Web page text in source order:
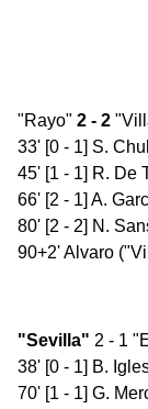
"Rayo" 2 - 2
33' [0 - 1] S.
45' [1 - 1] R. De
66' [2 - 1] A.
80' [2 - 2] N.
90+2' Alvaro
"Sevilla" 2 - 1
38' [0 - 1] B.
70' [1 - 1] G.